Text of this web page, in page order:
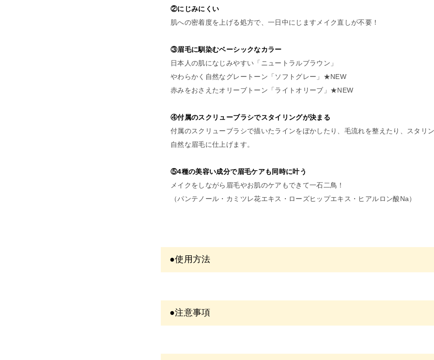
②にじみにくい
肌への密着度を上げる処方で、一日中にじますメイク直しが不要！
③眉毛に馴染むベーシックなカラー
日本人の肌になじみやすい「ニュートラルブラウン」
やわらかく自然なグレートーン「ソフトグレー」★NEW
赤みをおさえたオリーブトーン「ライトオリーブ」★NEW
④付属のスクリューブラシでスタイリングが決まる
付属のスクリューブラシで描いたラインをぼかしたり、毛流れを整えたり、スタリ
自然な眉毛に仕上げます。
⑤4種の美容い成分で眉毛ケアも同時に叶う
メイクをしながら眉毛やお肌のケアもできて一石二鳥！
（パンテノール・カミツレ花エキス・ローズヒップエキス・ヒアルロン酸Na）
●使用方法
・ベースにパウダーまたはコンシーラーをのせると描きやすくなります。
●注意事項
・写真のイメージと実物とは色、模様など多少異なる場合がございます。